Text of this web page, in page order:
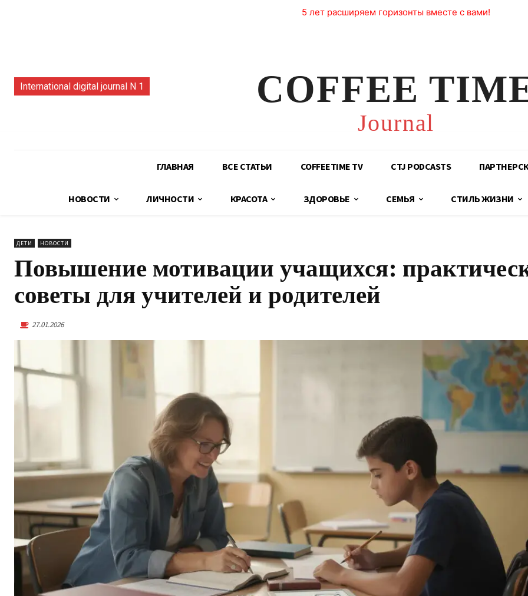
5 лет расширяем горизонты вместе с вами!
International digital journal N 1 COFFEE
Journal
ГЛАВНАЯ ВСЕ СТАТЬИ COFFEETIME TV CTJ PODCASTS
НОВОСТИ ЛИЧНОСТИ КРАСОТА ЗДОРОВЬЕ СЕМЬЯ СТИЛЬ ЖИЗНИ
ДЕТИ НОВОСТИ
Повышение мотивации учащихся:
советы для учителей и родителей
27.01.2026